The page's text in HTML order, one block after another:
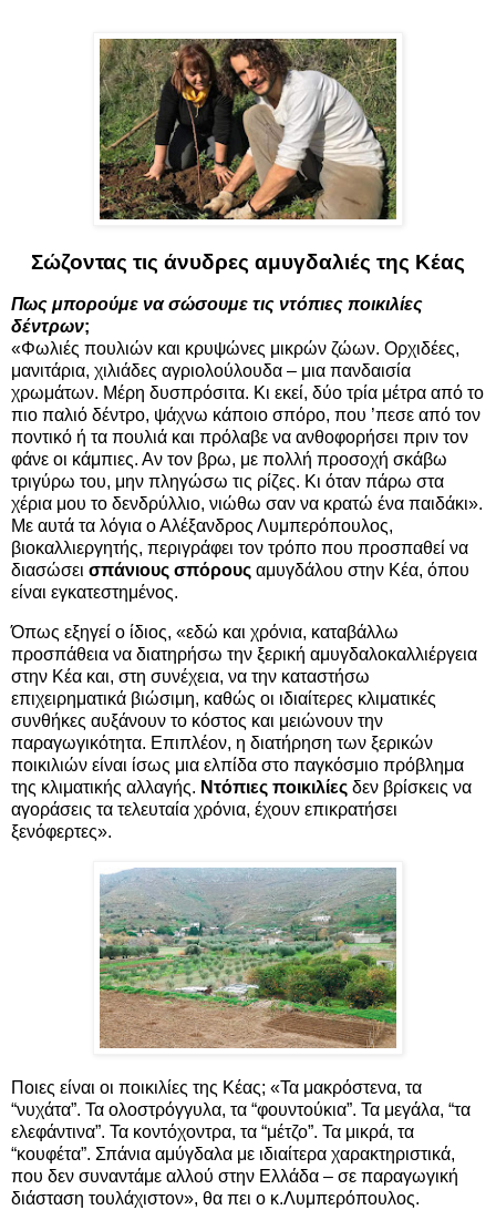
Σώζοντας τις άνυδρες αμυγδαλιές της Κέας
Πως μπορούμε να σώσουμε τις ντόπιες ποικιλίες
δέντρων;
«Φωλιές πουλιών και κρυψώνες μικρών ζώων. Ορχιδέες,
μανιτάρια, χιλιάδες αγριολούλουδα – μια πανδαισία
χρωμάτων. Μέρη δυσπρόσιτα. Κι εκεί, δύο τρία μέτρα από το
πιο παλιό δέντρο, ψάχνω κάποιο σπόρο, που ’πεσε από τον
ποντικό ή τα πουλιά και πρόλαβε να ανθοφορήσει πριν τον
φάνε οι κάμπιες. Αν τον βρω, με πολλή προσοχή σκάβω
τριγύρω του, μην πληγώσω τις ρίζες. Κι όταν πάρω στα
χέρια μου το δενδρύλλιο, νιώθω σαν να κρατώ ένα παιδάκι».
Με αυτά τα λόγια ο Αλέξανδρος Λυμπερόπουλος,
βιοκαλλιεργητής, περιγράφει τον τρόπο που προσπαθεί να
διασώσει σπάνιους σπόρους αμυγδάλου στην Κέα, όπου
είναι εγκατεστημένος.
Όπως εξηγεί ο ίδιος, «εδώ και χρόνια, καταβάλλω
προσπάθεια να διατηρήσω την ξερική αμυγδαλοκαλλιέργεια
στην Κέα και, στη συνέχεια, να την καταστήσω
επιχειρηματικά βιώσιμη, καθώς οι ιδιαίτερες κλιματικές
συνθήκες αυξάνουν το κόστος και μειώνουν την
παραγωγικότητα. Επιπλέον, η διατήρηση των ξερικών
ποικιλιών είναι ίσως μια ελπίδα στο παγκόσμιο πρόβλημα
της κλιματικής αλλαγής. Ντόπιες ποικιλίες δεν βρίσκεις να
αγοράσεις τα τελευταία χρόνια, έχουν επικρατήσει
ξενόφερτες».
Ποιες είναι οι ποικιλίες της Κέας; «Τα μακρόστενα, τα
“νυχάτα”. Τα ολοστρόγγυλα, τα “φουντούκια”. Τα μεγάλα, “τα
ελεφάντινα”. Τα κοντόχοντρα, τα “μέτζο”. Τα μικρά, τα
“κουφέτα”. Σπάνια αμύγδαλα με ιδιαίτερα χαρακτηριστικά,
που δεν συναντάμε αλλού στην Ελλάδα – σε παραγωγική
διάσταση τουλάχιστον», θα πει ο κ.Λυμπερόπουλος.